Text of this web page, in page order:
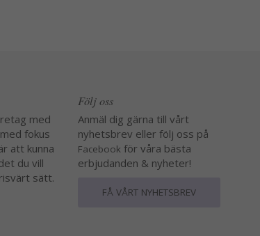
med
fokus
att kunna
du vill
sätt.
Följ oss
Anmäl dig gärna till vårt
nyhetsbrev eller följ oss på
Facebook för våra bästa
erbjudanden & nyheter!
FÅ VÅRT NYHETSBREV